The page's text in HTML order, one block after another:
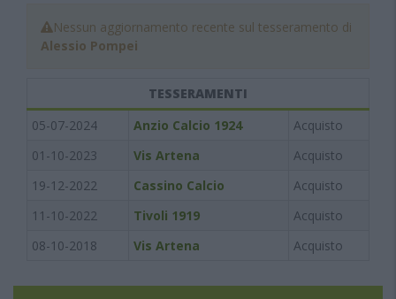
Nessun aggiornamento recente sul tesseramento di
Alessio Pompei
TESSERAMENTI
05-07-2024
Anzio Calcio 1924
Acquisto
01-10-2023
Vis Artena
Acquisto
19-12-2022
Cassino Calcio
Acquisto
11-10-2022
Tivoli 1919
Acquisto
08-10-2018
Vis Artena Acquisto